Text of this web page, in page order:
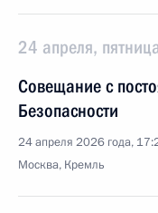
24 апреля,
Совещание с
Безопасности
24 апреля 2026 года,
Москва, Кремль